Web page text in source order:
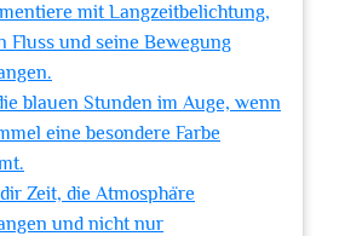
mit Langzeitbelichtung,
Fluss und seine Bewegung
blauen Stunden im Auge, wenn
eine besondere Farbe
Zeit, die Atmosphäre
und nicht nur